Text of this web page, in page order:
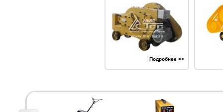
Подробнее >>